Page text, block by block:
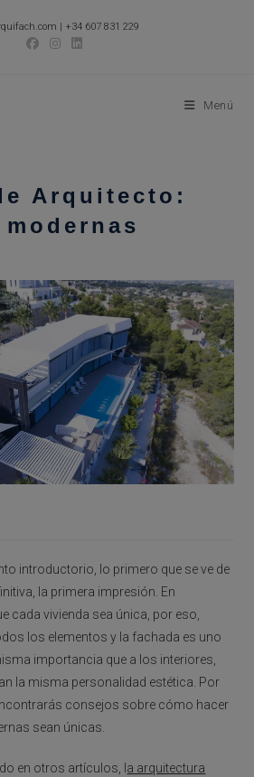
| +34 607 831 229
Menú
Arquitecto:
introductorio, lo primero que se ve de
la primera impresión. En
cada vivienda sea única, por eso,
los elementos y la fachada es uno
importancia que a los interiores,
la misma personalidad estética. Por
consejos sobre cómo hacer
sean únicas.
en otros artículos, l a arquitectura